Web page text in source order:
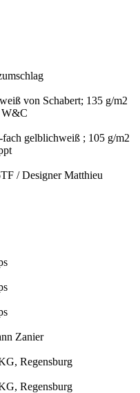
von Schabert; 135 g/m2
W&C
gelblichweiß ; 105 g/m2
/ Designer Matthieu
Zanier
Regensburg
Regensburg